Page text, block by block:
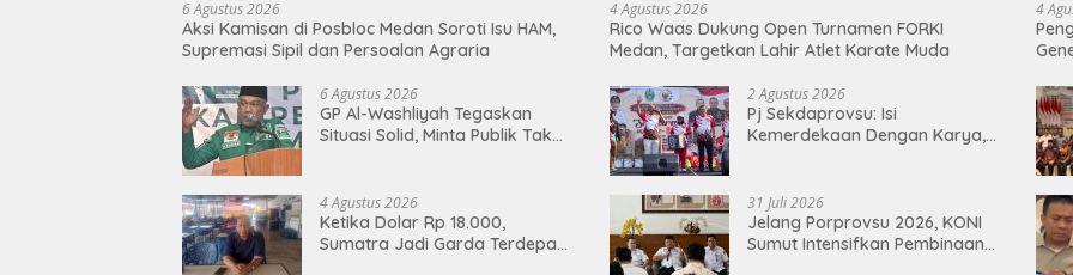
6 Agustus 2026
Aksi Kamisan di Posbloc Medan Soroti Isu HAM,
Supremasi Sipil dan Persoalan Agraria
6 Agustus 2026
GP Al-Washliyah Tegaskan
Situasi Solid, Minta Publik Tak
4 Agustus 2026
Ketika Dolar Rp 18.000,
Sumatra Jadi Garda Terdepan
4 Agustus 2026
Rico Waas Dukung Open Turnamen FORKI
Medan, Targetkan Lahir Atlet Karate Muda
2 Agustus 2026
Pj Sekdaprovsu: Isi
Kemerdekaan Dengan Karya,
31 Juli 2026
Jelang Porprovsu 2026, KONI
Sumut Intensifkan Pembinaan
4